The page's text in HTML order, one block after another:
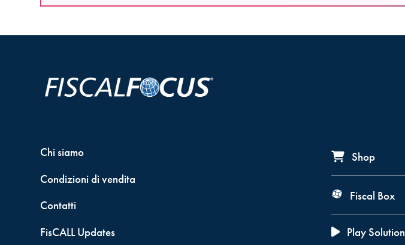
Chi siamo
Condizioni di vendita
Contatti
FisCALL Updates
Shop
Fiscal Box
Play Solution